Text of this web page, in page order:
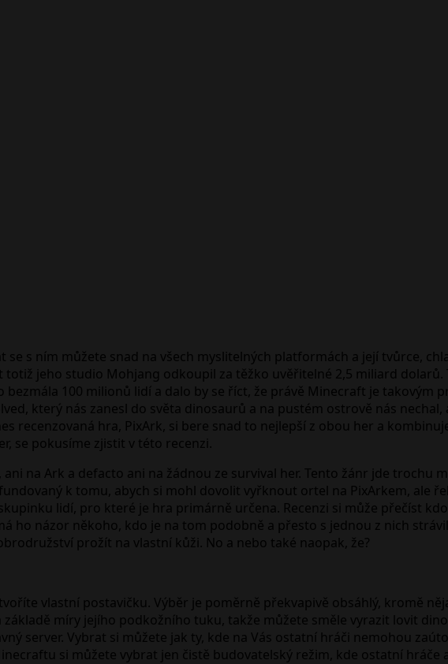
s ním můžete snad na všech myslitelných platformách a její tvůrce,
jeho studio Mohjang odkoupil za těžko uvěřitelné 2,5 miliard
100 milionů lidí a dalo by se říct, že právě Minecraft je takovým
který nás zanesl do světa dinosaurů a na pustém ostrově nás
recenzovaná hra, PixArk, si bere snad to nejlepší z obou her a
se pokusíme zjistit v této recenzi.
na Ark a defacto ani na žádnou ze survival her. Tento žánr jde trochu
k tomu, abych si mohl dovolit vyřknout ortel na PixArkem, ale
lidí, pro které je hra primárně určena. Recenzi si může přečíst
ho názor někoho, kdo je na tom podobně a přesto s jednou z nich
prožít na vlastní kůži. No a nebo také naopak, že?
vlastní postavičku. Výběr je poměrně překvapivě obsáhlý, kromě
míry jejího podkožního tuku, takže můžete směle vyrazit lovit
server. Vybrat si můžete jak ty, kde na Vás ostatní hráči nemohou
si můžete vybrat jen čistě budovatelský režim, kde ostatní hráče